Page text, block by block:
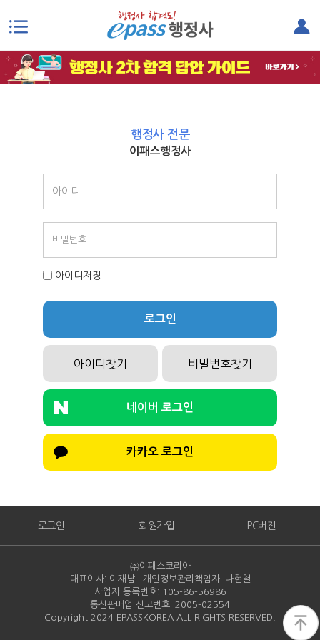
본문으로 바로가기
행정사 전문
이패스행정사
아이디저장
로그인
아이디찾기 비밀번호찾기
네이버 로그인
카카오 로그인
로그인 회원가입 PC버전
㈜이패스코리아
대표이사: 이재남 | 개인정보관리책임자: 나현철
사업자 등록번호: 105-86-56986
통신판매업 신고번호: 2005-02554
Copyright 2024 EPASSKOREA ALL RIGHTS RESERVED.